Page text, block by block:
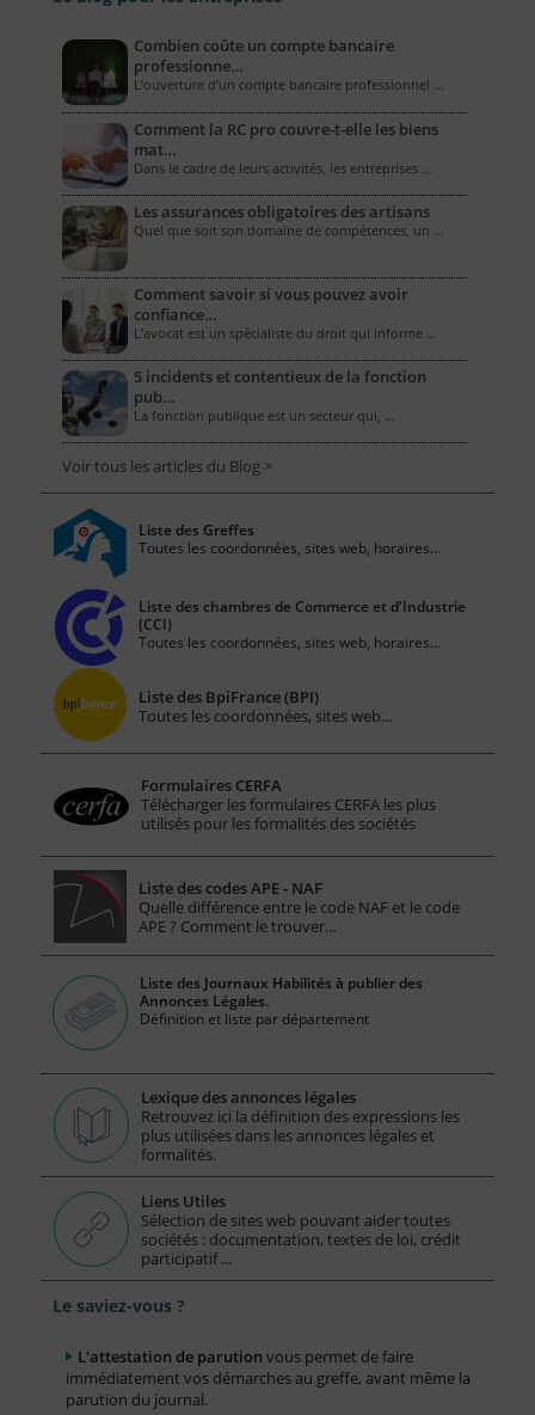
Combien coûte un compte bancaire
professionne…
L’ouverture d’un compte bancaire professionnel …
Comment la RC pro couvre-t-elle les biens
mat…
Dans le cadre de leurs activités, les entreprises …
Les assurances obligatoires des artisans
Quel que soit son domaine de compétences, un …
Comment savoir si vous pouvez avoir
confiance…
L'avocat est un spécialiste du droit qui informe …
5 incidents et contentieux de la fonction
pub…
La fonction publique est un secteur qui, …
Voir tous les articles du Blog >
Liste des Greffes
Toutes les coordonnées, sites web, horaires...
Liste des chambres de Commerce et d'Industrie
(CCI)
Toutes les coordonnées, sites web, horaires...
Liste des BpiFrance (BPI)
Toutes les coordonnées, sites web...
Formulaires CERFA
Télécharger les formulaires CERFA les plus
utilisés pour les formalités des sociétés
Liste des codes APE - NAF
Quelle différence entre le code NAF et le code
APE ? Comment le trouver…
Liste des Journaux Habilités à publier des
Annonces Légales.
Définition et liste par département
Lexique des annonces légales
Retrouvez ici la définition des expressions les
plus utilisées dans les annonces légales et
formalités.
Liens Utiles
Sélection de sites web pouvant aider toutes
sociétés : documentation, textes de loi, crédit
participatif ...
Le saviez-vous ?
L'attestation de parution vous permet de faire
immédiatement vos démarches au greffe, avant même la
parution du journal.